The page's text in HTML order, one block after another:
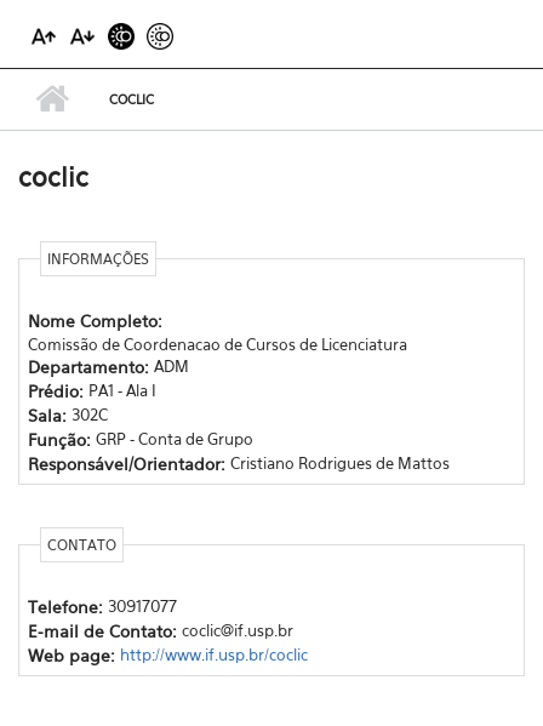
COCLIC
coclic
INFORMAÇÕES
Nome Completo:
Comissão de Coordenacao de Cursos de Licenciatura
Departamento: ADM
Prédio: PA1 - Ala I
Sala: 302C
Função: GRP - Conta de Grupo
Responsável/Orientador: Cristiano Rodrigues de Mattos
CONTATO
Telefone: 30917077
E-mail de Contato: coclic@if.usp.br
Web page: http://www.if.usp.br/coclic